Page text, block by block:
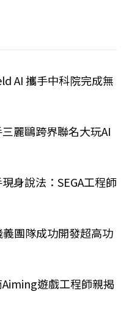
AI 攜手中科院完成無
麗鷗跨界聯名大玩AI
身說法：SEGA工程師
團隊成功開發超高功
遊戲工程師親揭